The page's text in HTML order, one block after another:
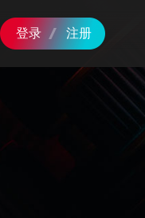
登录 注册